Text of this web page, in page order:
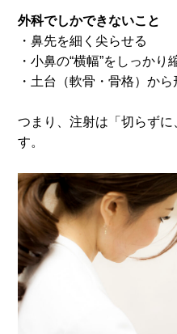
外科でしかできないこと
・鼻先を細く尖らせる
・小鼻の“横幅”をしっかり
・土台（軟骨・骨格）から
つまり、注射は「切らず
す。